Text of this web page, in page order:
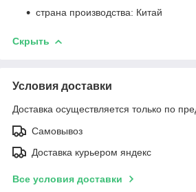
страна производства: Китай
Скрыть
Условия доставки
Доставка осуществляется только по
Самовывоз
Доставка курьером яндекс
Все условия доставки